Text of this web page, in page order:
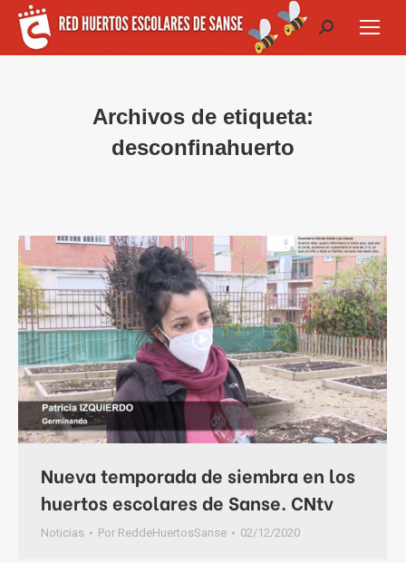
Buscar:
Archivos de etiqueta:
desconfinahuerto
Nueva temporada de siembra en los
huertos escolares de Sanse. CNtv
Noticias Por ReddeHuertosSanse 02/12/2020